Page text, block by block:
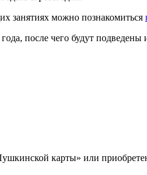
занятиях можно познакомиться
после чего будут подведены
карты» или